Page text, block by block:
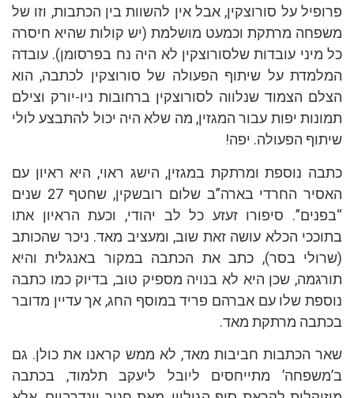
פרופיל על סורוצקין, אבל אין להשוות בין הכתבות, וזו של
משפחה מרתקת וכמעט מושלמת (יש קולות שהיא חיסרה
כל מיני עובדות שלסורוצקין לא היה נח בפרסומן). עובדה
המלמדת על שיתוף הפעולה של סורוצקין לכתבה, הוא
הצלם הצמוד שנלווה לסורוצקין ברחובות ניו-יורק וצילם
תמונות יפות עבור המגזין, מה שלא היה יכול להתבצע לולי
שיתוף הפעולה. יפה!
כתבה נוספת ומרתקת במגזין, הישג ראוי, היא ראיון עם
האסיר החרדי בארה”ב שלום רובשקין, שחטף 27 שנים
“בפנים”. סיפורו זעזע כל לב יהודי, וכעת הראיון אתו
בתוככי הכלא עושה זאת שוב, ומעציב מאד. ניכר שהכותב
(שרולי בסר), כתב את הכתבה במקור באנגלית והיא
תורגמה, שכן היא לא בנויה מספיק טוב, בדיוק כמו כתבה
נוספת שלו עם אברהם פריד במוסף החג, אך עדיין מדובר
בכתבה מרתקת מאד.
שאר הכתבות חביבות מאד, לא ממש קראנו את כולן. גם
ב’משפחה’ מתייחסים ליובל ליעקב תלמוד, בכתבה